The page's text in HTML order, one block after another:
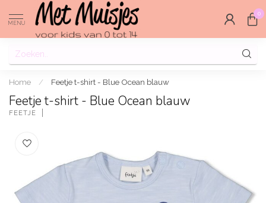
MENU
0
Home / Feetje t-shirt - Blue Ocean blauw
Feetje t-shirt - Blue Ocean blauw
FEETJE